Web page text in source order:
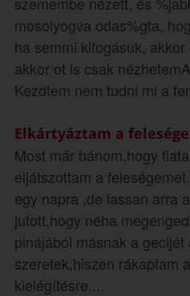
mosolyogva odas%gta,
ha semmi kifogásuk,
akkor ot is csak
Kezdtem nem tudni mi a
Elkártyáztam a
Most már bánom,hogy
eljátszottam a
egy napra ,de lassan arra
jutott,hogy néha
pinájából másnak a
szeretek,hiszen rákaptam
kielégítésre....